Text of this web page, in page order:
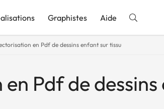
Graphistes Aide
en Pdf de dessins enfant sur tissu
Pdf de